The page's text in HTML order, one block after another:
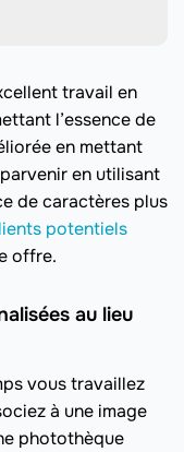
travail en
l’essence de
en mettant
en utilisant
de caractères plus
potentiels
offre.
au lieu
vous travaillez
à une image
photothèque